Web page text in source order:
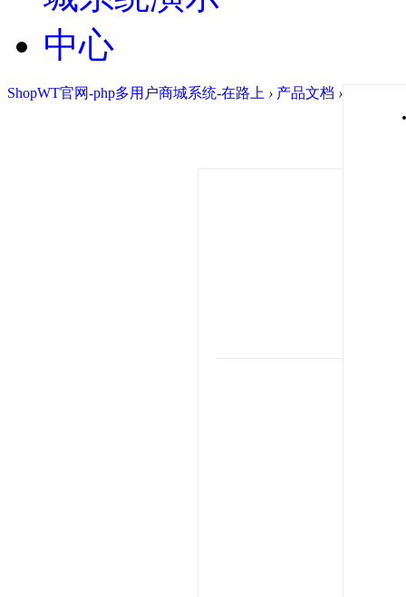
ShopWT官网-php多用户商城系统-在路上 › 产品文档 ›